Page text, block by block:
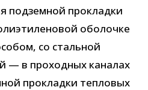
подземной прокладки
оболочке
со стальной
— в проходных каналах
прокладки тепловых